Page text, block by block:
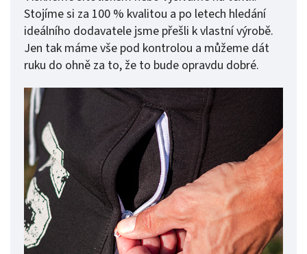
Stojíme si za 100 % kvalitou a po letech hledání
ideálního dodavatele jsme přešli k vlastní výrobě.
Jen tak máme vše pod kontrolou a můžeme dát
ruku do ohně za to, že to bude opravdu dobré.